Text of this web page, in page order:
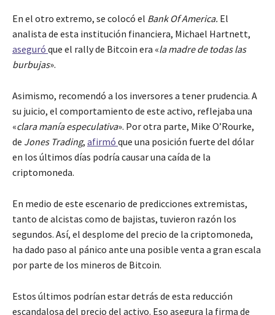
En el otro extremo, se colocó el Bank Of America. El
analista de esta institución financiera, Michael Hartnett,
aseguró que el rally de Bitcoin era «la madre de todas las
burbujas».
Asimismo, recomendó a los inversores a tener prudencia. A
su juicio, el comportamiento de este activo, reflejaba una
«clara manía especulativa». Por otra parte, Mike O’Rourke,
de Jones Trading, afirmó que una posición fuerte del dólar
en los últimos días podría causar una caída de la
criptomoneda.
En medio de este escenario de predicciones extremistas,
tanto de alcistas como de bajistas, tuvieron razón los
segundos. Así, el desplome del precio de la criptomoneda,
ha dado paso al pánico ante una posible venta a gran escala
por parte de los mineros de Bitcoin.
Estos últimos podrían estar detrás de esta reducción
escandalosa del precio del activo. Eso asegura la firma de